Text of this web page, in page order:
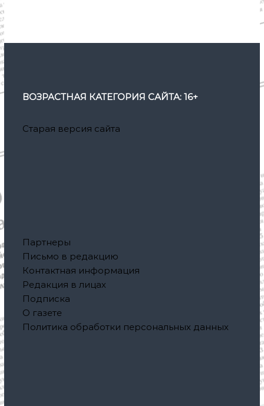
ВОЗРАСТНАЯ КАТЕГОРИЯ САЙТА: 16+
Старая версия сайта
Партнеры
Письмо в редакцию
Контактная информация
Редакция в лицах
Подписка
О газете
Политика обработки персональных данных